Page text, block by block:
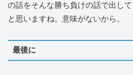
の話をそんな勝ち負けの話で出し
と思いますね。意味がないから。
最後に